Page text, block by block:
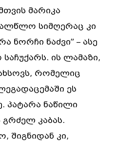
მარიკა
სიმღერაც კი
ნორჩი ნაძვი” – ასე
ის ლამაზი,
რომელიც
ეს
პატარა ნაწილი
გრძელ კაბას.
შიგნიდან კი,